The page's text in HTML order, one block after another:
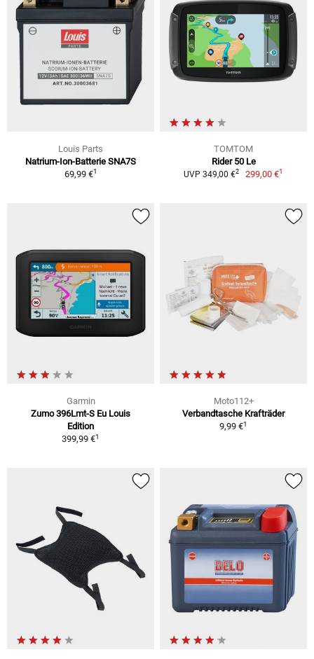
Louis Parts
Natrium-Ion-Batterie SNA7S
69,99 €1
TOMTOM
Rider 50 Le
UVP 349,00 €2 299,00 €1
Garmin
Zumo 396Lmt-S Eu Louis
Edition
399,99 €1
Moto112+
Verbandtasche Krafträder
9,99 €1